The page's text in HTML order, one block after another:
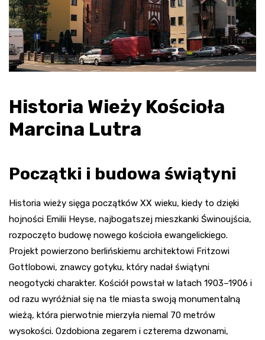
Historia Wieży Kościoła
Marcina Lutra
Początki i budowa świątyni
Historia wieży sięga początków XX wieku, kiedy to dzięki
hojności Emilii Heyse, najbogatszej mieszkanki Świnoujścia,
rozpoczęto budowę nowego kościoła ewangelickiego.
Projekt powierzono berlińskiemu architektowi Fritzowi
Gottlobowi, znawcy gotyku, który nadał świątyni
neogotycki charakter. Kościół powstał w latach 1903–1906 i
od razu wyróżniał się na tle miasta swoją monumentalną
wieżą, która pierwotnie mierzyła niemal 70 metrów
wysokości. Ozdobiona zegarem i czterema dzwonami,